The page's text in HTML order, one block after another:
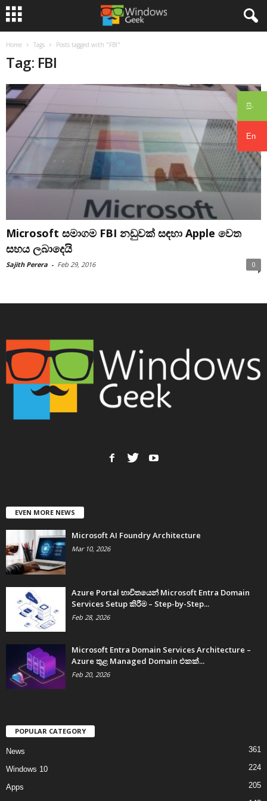
සිං
En
Home Tags Posts tagged with "FBI"
Tag: FBI
Microsoft සමාගම FBI නඩුවක් සඳහා Apple වෙත
සහය ලබාදෙයි
Sajith Perera - Feb 29, 2016 0
EVEN MORE NEWS
Microsoft AI Foundry Architecture
Mar 10, 2026
Azure Portal භාවිතයෙන් Microsoft Entra Domain
Services Setup කිරීම – Step-by-Step...
Feb 28, 2026
Microsoft Entra Domain Services Architecture –
Azure තුළ Managed Domain එකක්...
Feb 20, 2026
POPULAR CATEGORY
News 361
Windows 10 224
Apps 205